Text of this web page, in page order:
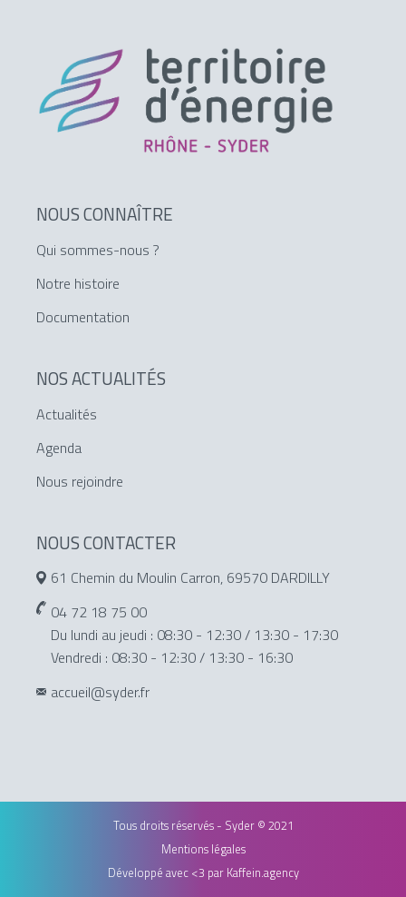
NOUS CONNAÎTRE
Qui sommes-nous ?
Notre histoire
Documentation
NOS ACTUALITÉS
Actualités
Agenda
Nous rejoindre
NOUS CONTACTER
61 Chemin du Moulin Carron, 69570 DARDILLY
04 72 18 75 00
Du lundi au jeudi : 08:30 - 12:30 / 13:30 - 17:30
Vendredi : 08:30 - 12:30 / 13:30 - 16:30
accueil@syder.fr
Tous droits réservés - Syder © 2021
Mentions légales
Développé avec <3 par Kaffein.agency